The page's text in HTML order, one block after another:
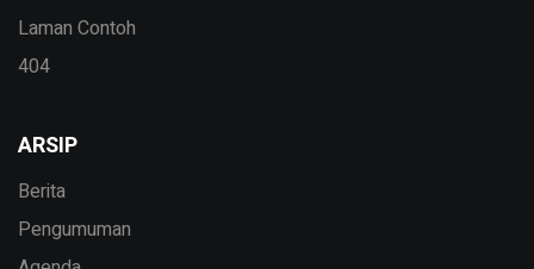
Laman Contoh
404
ARSIP
Berita
Pengumuman